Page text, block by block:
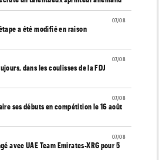
07/08
a été modifié en raison
07/08
dans les coulisses de la FDJ
07/08
ses débuts en compétition le 16 août
07/08
avec UAE Team Emirates-XRG pour 5